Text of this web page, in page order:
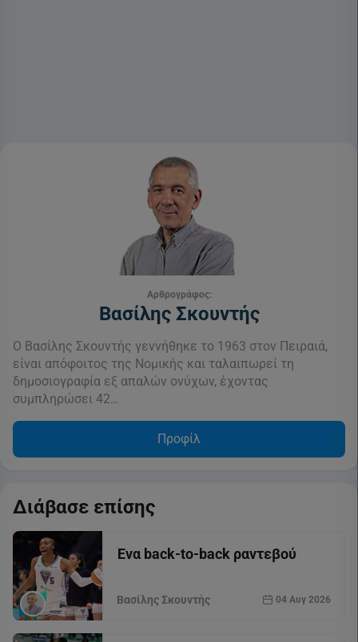
Αρθρογράφος:
Βασίλης Σκουντής
Ο Βασίλης Σκουντής γεννήθηκε το 1963 στον Πειραιά,
είναι απόφοιτος της Νομικής και ταλαιπωρεί τη
δημοσιογραφία εξ απαλών ονύχων, έχοντας
συμπληρώσει 42…
Προφίλ
Διάβασε επίσης
Ένα back-to-back ραντεβού
Βασίλης Σκουντής 04 Αυγ 2026